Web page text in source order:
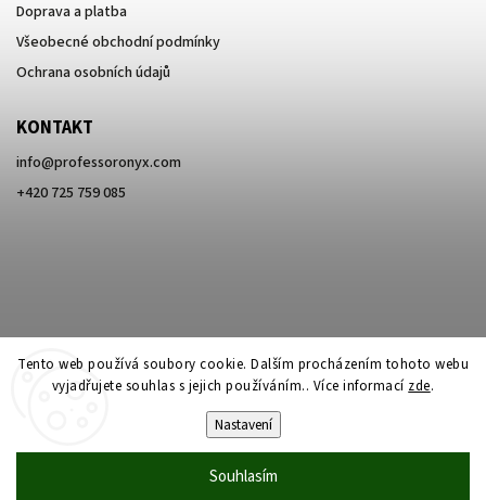
Tento web používá soubory cookie. Dalším procházením tohoto webu
vyjadřujete souhlas s jejich používáním.. Více informací zde.
Nastavení
Souhlasím
Doprava a platba
Všeobecné obchodní podmínky
Ochrana osobních údajů
KONTAKT
info@professoronyx.com
+420 725 759 085
Professor Onyx. Všechna práva vyhrazena.